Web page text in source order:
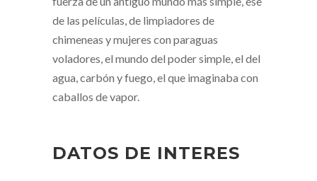
de las películas, de limpiadores de
chimeneas y mujeres con paraguas
voladores, el mundo del poder simple, el del
agua, carbón y fuego, el que imaginaba con
caballos de vapor.
DATOS DE INTERES